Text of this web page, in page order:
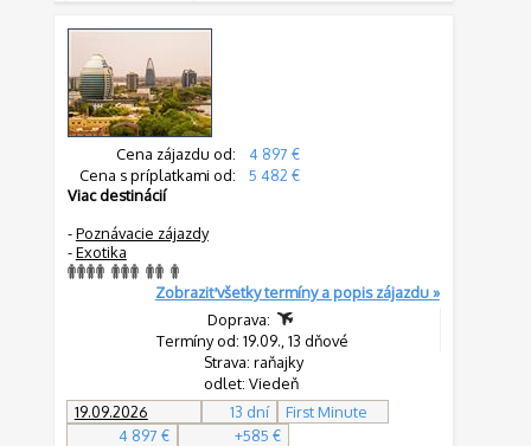
Cena zájazdu od:
4 897 €
Cena s príplatkami od:
5 482 €
Viac destinácií
-Poznávacie zájazdy
-Exotika
Zobraziť všetky termíny a popis zájazdu »
Doprava:
Termíny od: 19.09., 13 dňové
Strava: raňajky
odlet: Viedeň
19.09.2026
13 dní
First Minute
4 897 €
+585 €